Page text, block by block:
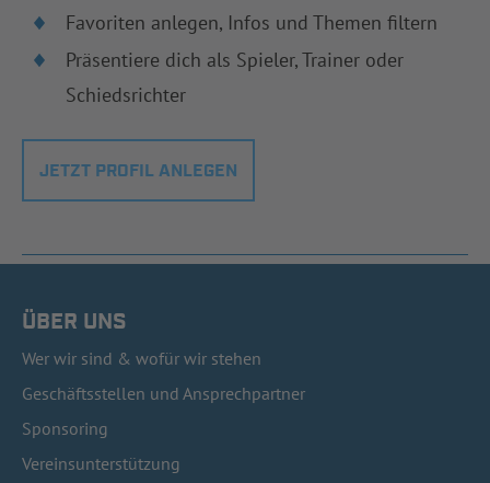
Favoriten anlegen, Infos und Themen filtern
Präsentiere dich als Spieler, Trainer oder
Schiedsrichter
JETZT PROFIL ANLEGEN
ÜBER UNS
Wer wir sind & wofür wir stehen
Geschäftsstellen und Ansprechpartner
Sponsoring
Vereinsunterstützung